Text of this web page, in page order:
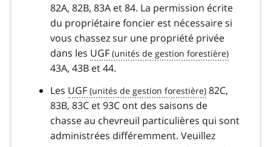
82A, 82B, 83A et 84. La permission écrite
du propriétaire foncier est nécessaire si
vous chassez sur une propriété privée
dans les UGF
43A, 43B et 44.
Les UGF
82C,
83B, 83C et 93C ont des saisons de
chasse au chevreuil particulières qui sont
administrées différemment. Veuillez